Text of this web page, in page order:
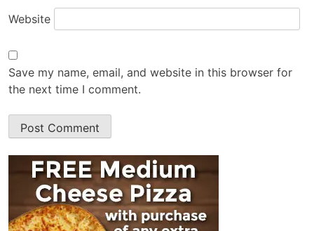
Website
Save my name, email, and website in this browser for
the next time I comment.